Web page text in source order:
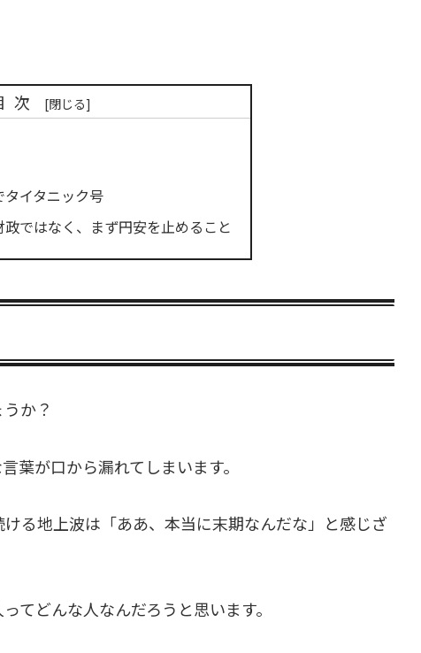
次
イタニック号
ではなく、まず円安を止めること
か？
葉が口から漏れてしまいます。
る地上波は「ああ、本当に末期なんだな」と感じざ
てどんな人なんだろうと思います。